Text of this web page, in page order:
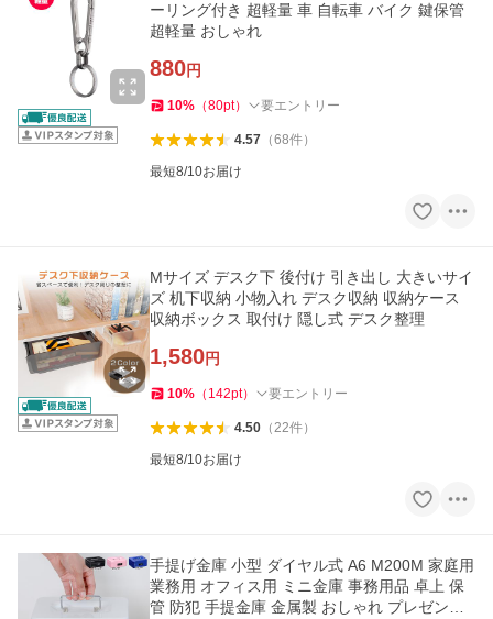
ーリング付き 超軽量 車 自転車 バイク 鍵保管
超軽量 おしゃれ
880円
10% （80pt） 要エントリー
4.57（68件）
最短8/10お届け
Mサイズ デスク下 後付け 引き出し 大きいサイ
ズ 机下収納 小物入れ デスク収納 収納ケース
収納ボックス 取付け 隠し式 デスク整理
1,580円
10% （ 142pt） 要エントリー
4.50（22件）
最短8/10お届け
手提げ金庫 小型 ダイヤル式 A6 M200M 家庭用
業務用 オフィス用 ミニ金庫 事務用品 卓上 保
管 防犯 手提金庫 金属製 おしゃれ プレゼント